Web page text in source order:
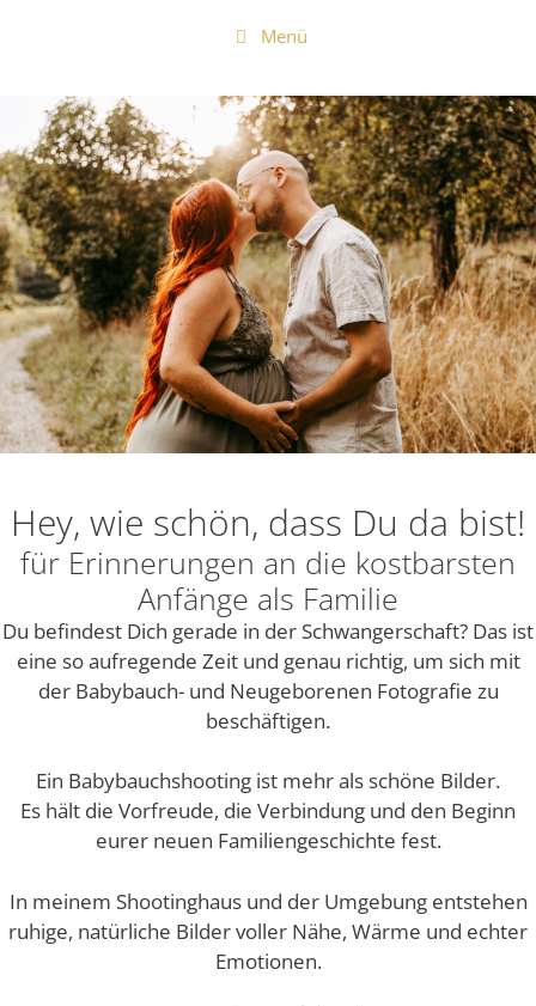
Menü
Hey, wie schön, dass Du da bist!
für Erinnerungen an die kostbarsten
Anfänge als Familie
Du befindest Dich gerade in der Schwangerschaft? Das ist
eine so aufregende Zeit und genau richtig, um sich mit
der Babybauch- und Neugeborenen Fotografie zu
beschäftigen.
Ein Babybauchshooting ist mehr als schöne Bilder.
Es hält die Vorfreude, die Verbindung und den Beginn
eurer neuen Familiengeschichte fest.
In meinem Shootinghaus und der Umgebung entstehen
ruhige, natürliche Bilder voller Nähe, Wärme und echter
Emotionen.